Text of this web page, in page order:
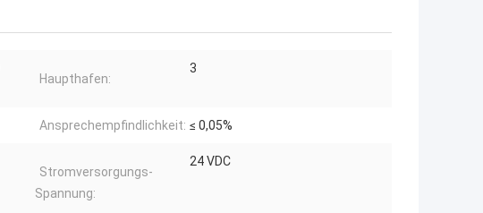
Haupthafen:
3
Ansprechempfindlichkeit: ≤ 0,05%
Stromversorgungs-
Spannung:
24 VDC